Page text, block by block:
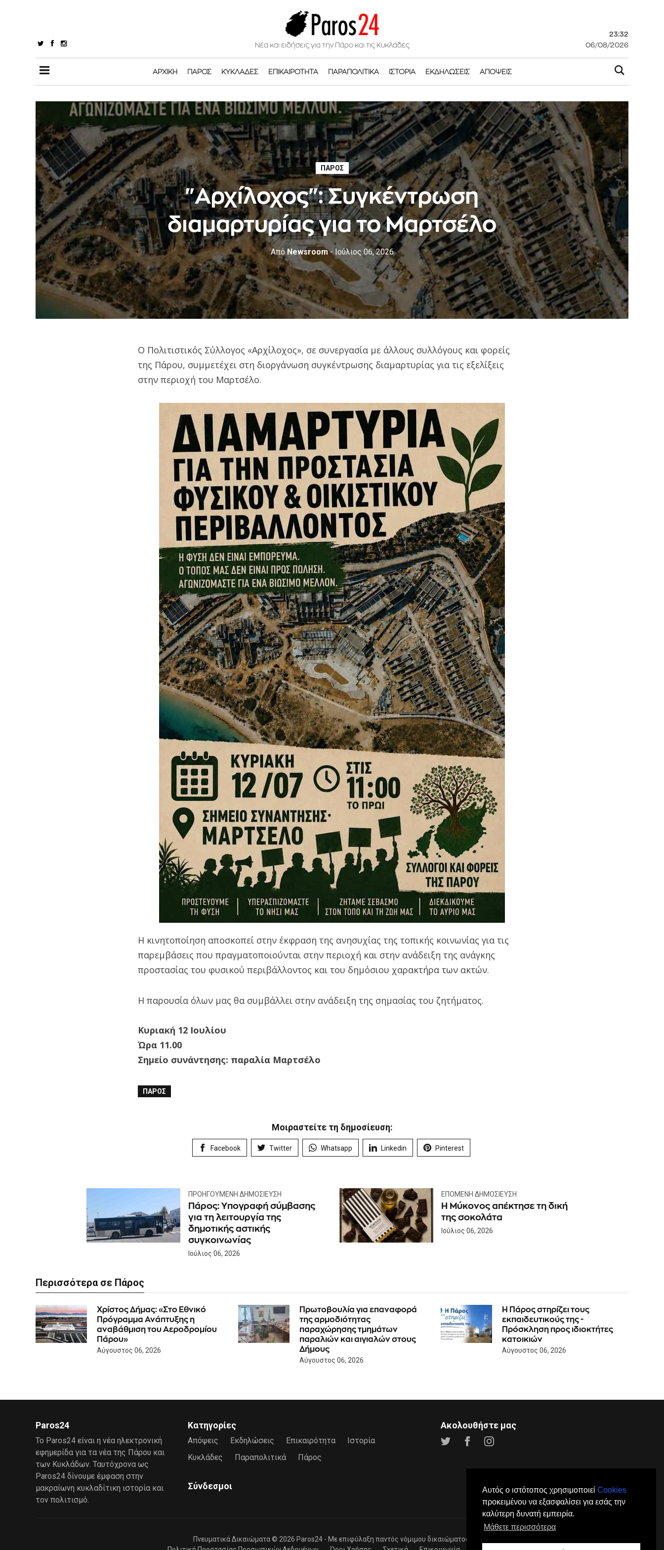
Αυτός ο ιστότοπος χρησιμοποιεί Cookies
προκειμένου να εξασφαλίσει για εσάς την
καλύτερη δυνατή εμπειρία.
Μάθετε περισσότερα
Νέα και ειδήσεις για την Πάρο και τις Κυκλάδες
23:32
06/08/2026
ΑΡΧΙΚΉ ΠΆΡΟΣ ΚΥΚΛΆΔΕΣ ΕΠΙΚΑΙΡΌΤΗΤΑ ΠΑΡΑΠΟΛΙΤΙΚΆ ΙΣΤΟΡΊΑ ΕΚΔΗΛΏΣΕΙΣ ΑΠΌΨΕΙΣ
ΠΆΡΟΣ
"Aρχίλοχος": Συγκέντρωση
διαμαρτυρίας για το Μαρτσέλο
ΑπόNewsroom - Ιούλιος 06, 2026
O Πολιτιστικός Σύλλογος «Αρχίλοχος», σε συνεργασία με άλλους συλλόγους και φορείς
της Πάρου, συμμετέχει στη διοργάνωση συγκέντρωσης διαμαρτυρίας για τις εξελίξεις
στην περιοχή του Μαρτσέλο.
Η κινητοποίηση αποσκοπεί στην έκφραση της ανησυχίας της τοπικής κοινωνίας για τις
παρεμβάσεις που πραγματοποιούνται στην περιοχή και στην ανάδειξη της ανάγκης
προστασίας του φυσικού περιβάλλοντος και του δημόσιου χαρακτήρα των ακτών.
Η παρουσία όλων μας θα συμβάλλει στην ανάδειξη της σημασίας του ζητήματος.
Κυριακή 12 Ιουλίου
Ώρα 11.00
Σημείο συνάντησης: παραλία Μαρτσέλο
ΠΆΡΟΣ
Μοιραστείτε τη δημοσίευση:
Facebook Twitter Whatsapp Linkedin Pinterest
ΠΡΟΗΓΟΎΜΕΝΗ ΔΗΜΟΣΊΕΥΣΗ
Πάρος: Υπογραφή σύμβασης
για τη λειτουργία της
δημοτικής αστικής
συγκοινωνίας
Ιούλιος 06, 2026
ΕΠΌΜΕΝΗ ΔΗΜΟΣΊΕΥΣΗ
Η Μύκονος απέκτησε τη δική
της σοκολάτα
Ιούλιος 06, 2026
Περισσότερα σε Πάρος
Χρίστος Δήμας: «Στο Εθνικό
Πρόγραμμα Ανάπτυξης η
αναβάθμιση του Αεροδρομίου
Πάρου»
Αύγουστος 06, 2026
Πρωτοβουλία για επαναφορά
της αρμοδιότητας
παραχώρησης τμημάτων
παραλιών και αιγιαλών στους
Δήμους
Αύγουστος 06, 2026
Η Πάρος στηρίζει τους
εκπαιδευτικούς της -
Πρόσκληση προς ιδιοκτήτες
κατοικιών
Αύγουστος 06, 2026
Paros24
Το Paros24 είναι η νέα ηλεκτρονική
εφημερίδα για τα νέα της Πάρου και
των Κυκλάδων. Ταυτόχρονα ως
Paros24 δίνουμε έμφαση στην
μακραίωνη κυκλαδίτικη ιστορία και
τον πολιτισμό.
Κατηγορίες
Απόψεις Εκδηλώσεις Επικαιρότητα
Ιστορία
Κυκλάδες
Παραπολιτικά Πάρος
Σύνδεσμοι
Ακολουθήστε μας
Πνευματικά Δικαιώματα © 2026 Paros24 - Mε επιφύλαξη παντός νόμιμου δικαιώματος.